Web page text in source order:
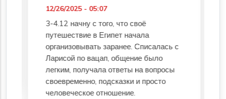
12/26/2025 - 05:07
3-4.12 начну с того, что своё
путешествие в Египет начала
организовывать заранее. Списалась с
Ларисой по вацап, общение было
легким, получала ответы на вопросы
своевременно, подсказки и просто
человеческое отношение.